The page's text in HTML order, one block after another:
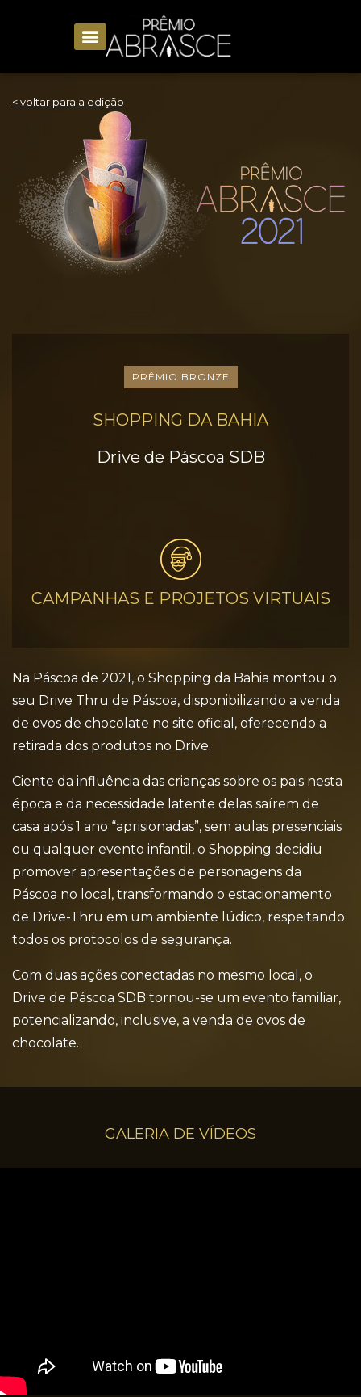
< voltar para a edição
PRÊMIO BRONZE
SHOPPING DA BAHIA
Drive de Páscoa SDB
CAMPANHAS E PROJETOS VIRTUAIS
Na Páscoa de 2021, o Shopping da Bahia montou o
seu Drive Thru de Páscoa, disponibilizando a venda
de ovos de chocolate no site oficial, oferecendo a
retirada dos produtos no Drive.
Ciente da influência das crianças sobre os pais nesta
época e da necessidade latente delas saírem de
casa após 1 ano “aprisionadas”, sem aulas presenciais
ou qualquer evento infantil, o Shopping decidiu
promover apresentações de personagens da
Páscoa no local, transformando o estacionamento
de Drive-Thru em um ambiente lúdico, respeitando
todos os protocolos de segurança.
Com duas ações conectadas no mesmo local, o
Drive de Páscoa SDB tornou-se um evento familiar,
potencializando, inclusive, a venda de ovos de
chocolate.
GALERIA DE VÍDEOS